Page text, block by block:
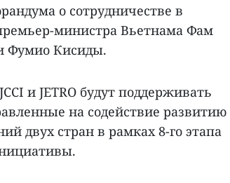
о сотрудничестве в
министра Вьетнама Фам
Фумио Кисиды.
и JETRO будут поддерживать
на содействие развитию
двух стран в рамках 8-го этапа